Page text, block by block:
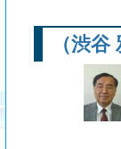
（渋谷